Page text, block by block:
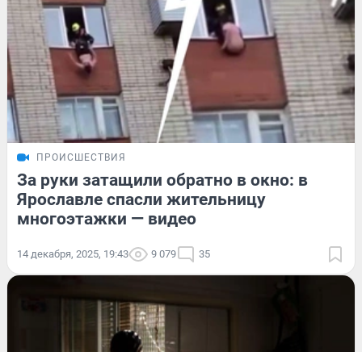
ПРОИСШЕСТВИЯ
За руки затащили обратно в окно: в
Ярославле спасли жительницу
многоэтажки — видео
14 декабря, 2025, 19:43 9 079 35